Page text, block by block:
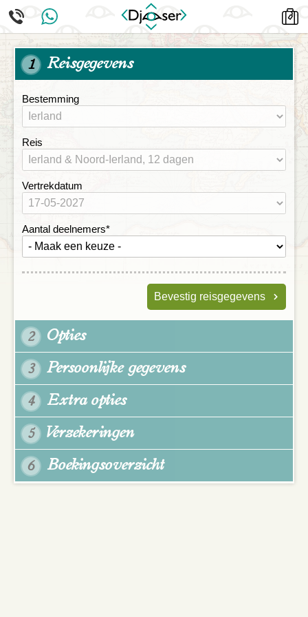
1 Reisgegevens
Bestemming
Reis
Vertrekdatum
Aantal deelnemers*
Bevestig reisgegevens
2 Opties
3 Persoonlijke gegevens
4 Extra opties
5 Verzekeringen
6 Boekingsoverzicht